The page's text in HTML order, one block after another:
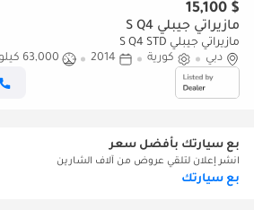
$ 15,100
مازيراتي جيبلي S Q4
مازيراتي جيبلي S Q4 STD
دبي
كورية 2014
63,000 كيلومتر
بع سيارتك بأفضل سعر
انشر إعلان لتلقي عروض من آلاف الشارين
بع سيارتك